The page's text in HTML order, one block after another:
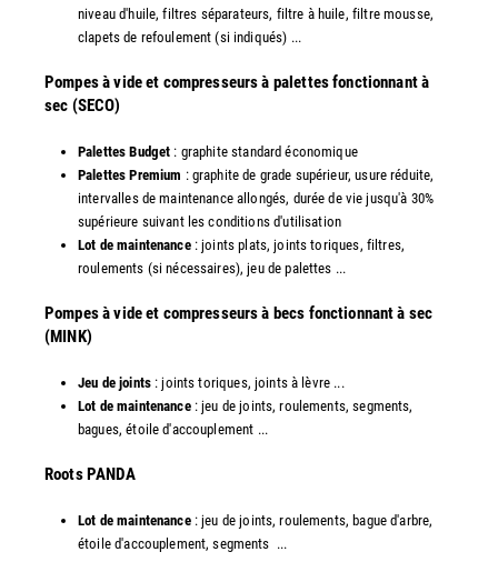
niveau d'huile, filtres séparateurs, filtre à huile, filtre mousse,
clapets de refoulement (si indiqués) ...
​Pompes à vide et compresseurs à palettes fonctionnant à
sec (SECO)
Palettes Budget : graphite standard économique
Palettes Premium : graphite de grade supérieur, usure réduite,
intervalles de maintenance allongés, durée de vie jusqu'à 30%
supérieure suivant les conditions d'utilisation
Lot de maintenance: joints plats, joints toriques, filtres,
roulements (si nécessaires), jeu de palettes ...
Pompes à vide et compresseurs à becs fonctionnant à sec
(MINK)
Jeu de joints: joints toriques, joints à lèvre ...
Lot de maintenance: jeu de joints, roulements, segments,
bagues, étoile d'accouplement ...
​Roots PANDA
Lot de maintenance: jeu de joints, roulements, bague d'arbre,
étoile d'accouplement, segments ...​